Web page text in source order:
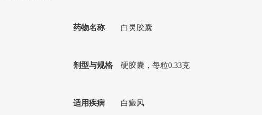
药物名称 白灵胶囊
剂型与规格 硬胶囊，每粒0.33克
适用疾病 白癜风